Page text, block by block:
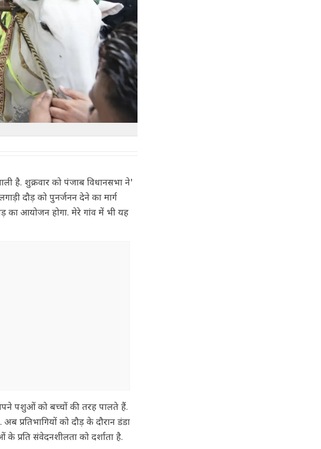
है. शुक्रवार को पंजाब विधानसभा ने'
दौड़ को पुनर्जनन देने का मार्ग
का आयोजन होगा. मेरे गांव में भी यह
पशुओं को बच्चों की तरह पालते हैं.
प्रतिभागियों को दौड़ के दौरान डंडा
प्रति संवेदनशीलता को दर्शाता है.